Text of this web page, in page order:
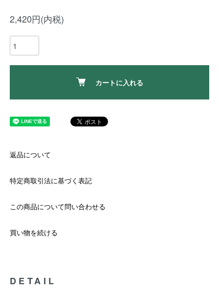
2,420円(内税)
カートに入れる
返品について
特定商取引法に基づく表記
この商品について問い合わせる
買い物を続ける
DETAIL